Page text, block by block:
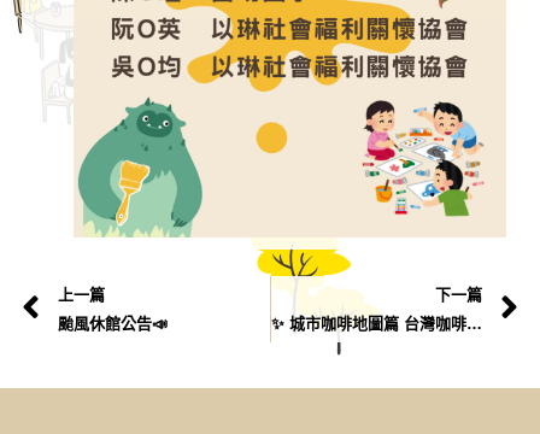
上一篇
颱風休館公告📣
下一篇
✨ 城市咖啡地圖篇 台灣咖啡節限定優惠 ✨